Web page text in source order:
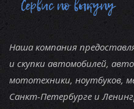
Наша компания
и скупки автомобилей,
мототехники, ноутбуков,
Санкт-Петербурге и